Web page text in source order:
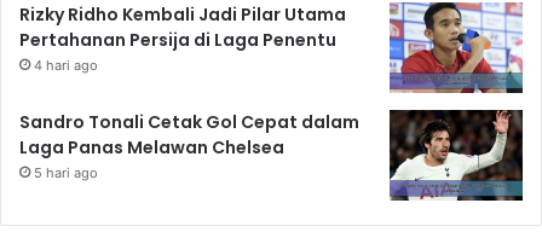
Rizky Ridho Kembali Jadi Pilar Utama
Pertahanan Persija di Laga Penentu
4 hari ago
Sandro Tonali Cetak Gol Cepat dalam
Laga Panas Melawan Chelsea
5 hari ago